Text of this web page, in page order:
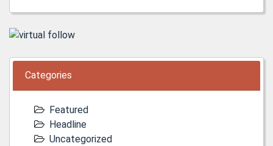
Categories
Featured
Headline
Uncategorized